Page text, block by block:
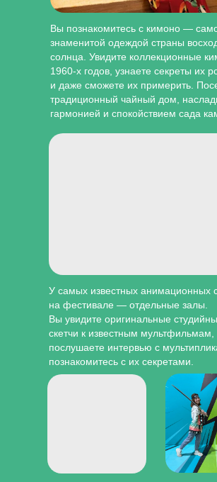
Вы познакомитесь с кимоно —
знаменитой одеждой страны
солнца. Увидите коллекционные
1960-х годов, узнаете секреты их
и даже сможете их примерить.
традиционный чайный дом,
гармонией и спокойствием сада
У самых известных анимационных
на фестивале — отдельные залы.
Вы увидите оригинальные
скетчи к известным мультфильмам,
послушаете интервью с
познакомитесь с их секретами.